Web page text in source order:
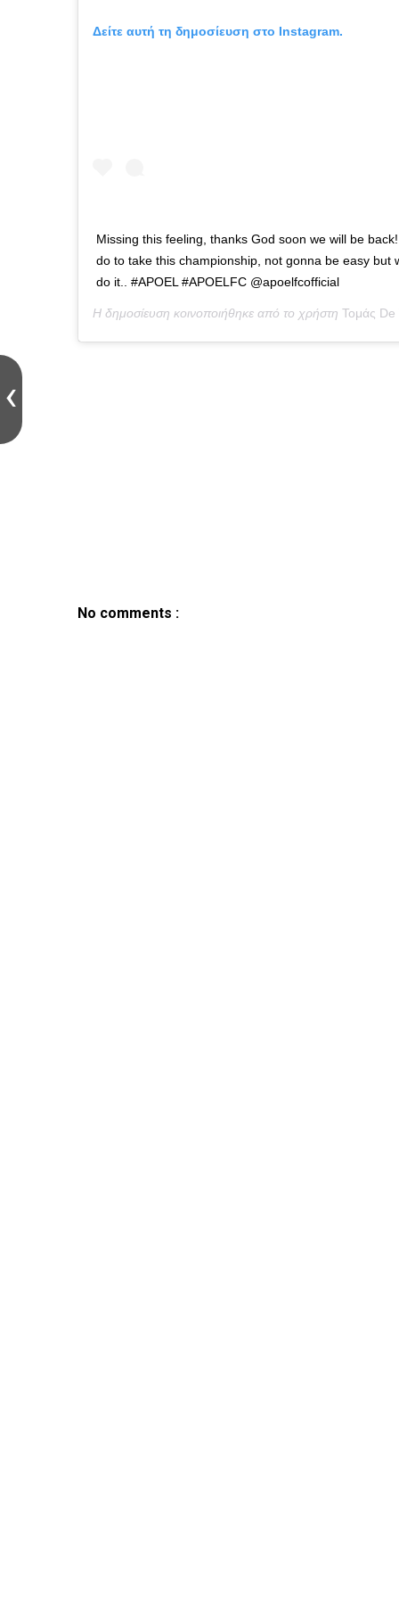
Δείτε αυτή τη δημοσίευση στο Instagram.
Missing this feeling, thanks God soon we will be
do to take this championship, not gonna be easy but
do it.. #APOEL #APOELFC @apoelfcofficial
Η δημοσίευση κοινοποιήθηκε από το χρήστη Τομάς De
No comments :